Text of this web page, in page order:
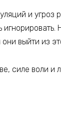
и угроз
выйти из
силе воли и